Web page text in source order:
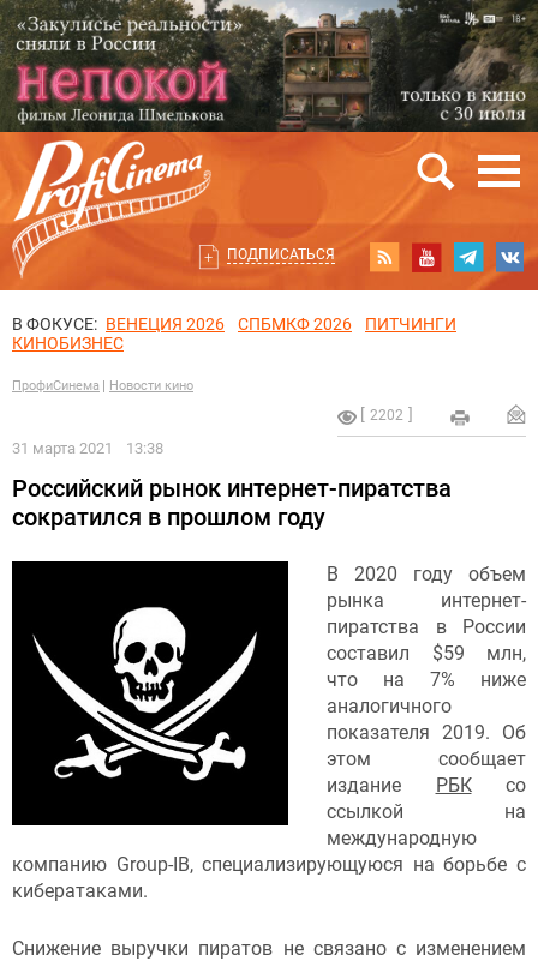
ПОДПИСАТЬСЯ
В ФОКУСЕ: ВЕНЕЦИЯ 2026 СПБМКФ 2026
ПИТЧИНГИ
КИНОБИЗНЕС
ПрофиСинема Новости кино
2202
31 марта 2021 13:38
Российский рынок интернет-пиратства
сократился в прошлом году
В 2020 году объем
рынка интернет-
пиратства в России
составил $59 млн,
что на 7% ниже
аналогичного
показателя 2019. Об
этом сообщает
издание
РБКсо
ссылкой на
международную
компанию Group-IB, специализирующуюся на борьбе с
кибератаками.
Снижение выручки пиратов не связано с изменением